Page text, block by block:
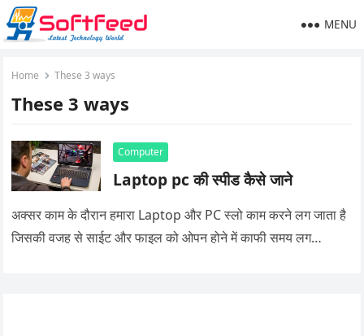
MENU
Home These 3 ways
These 3 ways
Computer
Laptop pc की स्पीड कैसे जाने
अक्सर काम के दौरान हमारा Laptop और PC स्लो काम करने लग जाता है
जिसकी वजह से साईट और फाइल को ओपन होने में काफी समय लग…